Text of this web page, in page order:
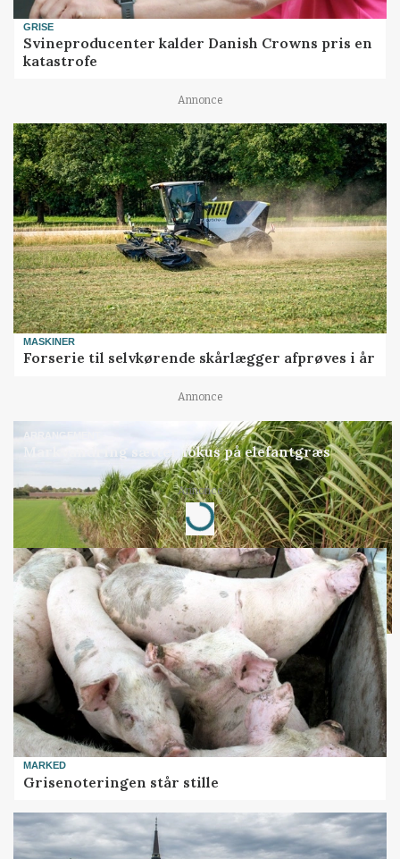
GRISE
Svineproducenter kalder Danish Crowns pris en
katastrofe
Annonce
MASKINER
Forserie til selvkørende skårlægger afprøves i år
Annonce
ARRANGEMENT
Markvandring sætter fokus på elefantgræs
Annonce
Loading...
MARKED
Grisenoteringen står stille